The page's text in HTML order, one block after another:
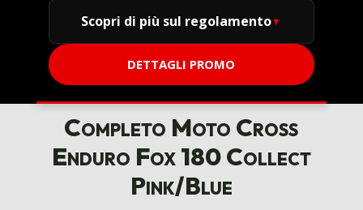
Scopri di più sul regolamento
DETTAGLI PROMO
Completo Moto Cross
Enduro Fox 180 Collect
Pink/Blue